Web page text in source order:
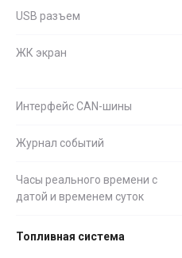
USB разъем
ЖК экран
Интерфейс CAN-шины
Журнал событий
Часы реального времени с
датой и временем суток
Топливная система